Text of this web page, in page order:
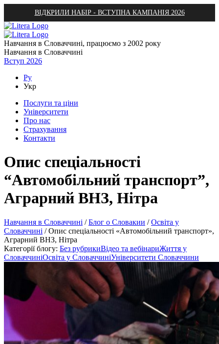
ВІДКРИЛИ НАБІР - ВСТУПНА КАМПАНІЯ 2026
Навчання в Словаччині, працюємо з 2002 року
Навчання в Словаччині
Вступ 2026
Ру
Укр
Послуги та ціни
Університети
Про нас
Страхування
Контакти
Опис спеціальності
“Автомобільний транспорт”,
Аграрний ВНЗ, Нітра
Навчання в Словаччині /Блог о Словакии /Освіта у
Словаччині /Опис спеціальності «Автомобільний транспорт»,
Аграрний ВНЗ, Нітра
Категорії блогу: Без рубрикиВідео та вебінариЖиття у
СловаччиніОсвіта у СловаччиніУніверситети Словаччини